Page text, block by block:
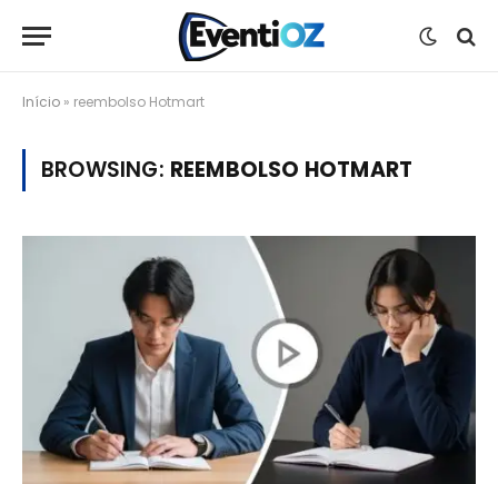
Início » reembolso Hotmart
BROWSING: REEMBOLSO HOTMART